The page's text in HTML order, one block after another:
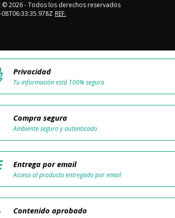
©2026- Todos los derechos reservados
REF.
Privacidad
Tu información está 100% segura
Compra segura
Ambiente seguro y autenticado
Entrega por email
Acceso al producto entregado por email
Contenido aprobado